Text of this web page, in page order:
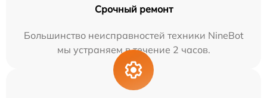
Срочный ремонт
Большинство неисправностей техники NineBot
мы устраняем в течение 2 часов.